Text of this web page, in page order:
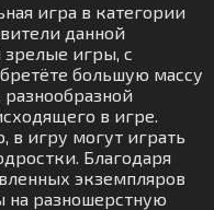
игра в категории
данной
зрелые игры, с
большую массу
в игре.
в игру могут играть
Благодаря
экземпляров
на разношерстную